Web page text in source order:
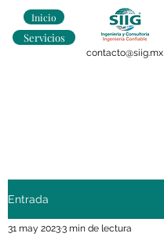
Inicio
Servicios
contacto@siig.mx
Entrada
31 may 20233 min de lectura